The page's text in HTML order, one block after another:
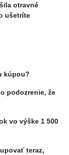
otravné
ušetríte
kúpou?
podozrenie, že
vo výške 1 500
teraz,